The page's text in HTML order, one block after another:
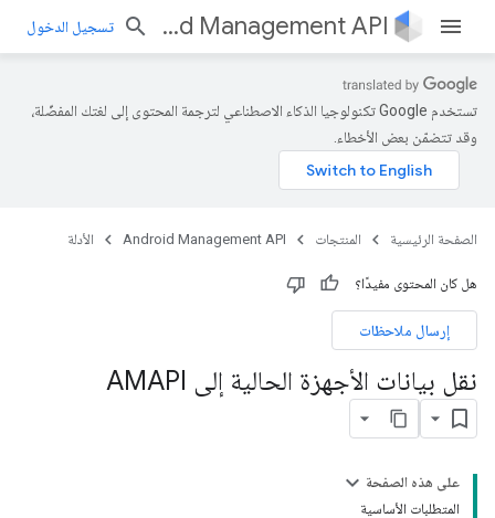
Android Management API تسجيل الدخول
تستخدم Google تكنولوجيا الذكاء الاصطناعي لترجمة المحتوى إلى لغتك المفضّلة،
وقد تتضمّن بعض الأخطاء.
الصفحة الرئيسية المنتجات Android Management API الأدلة
هل كان المحتوى مفيدًا؟
إرسال ملاحظات
نقل بيانات الأجهزة الحالية إلى AMAPI
على هذه الصفحة
المتطلبات الأساسية